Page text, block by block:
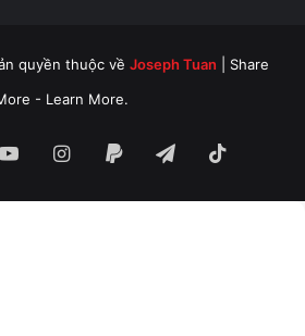
quyền thuộc về Joseph Tuan | Share
- Learn More.
YouTubeInstagram
Paypal Telegram